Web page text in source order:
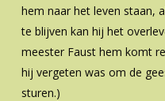
hem naar het leven staan,
te blijven kan hij het
meester Faust hem komt
hij vergeten was om de
sturen.)